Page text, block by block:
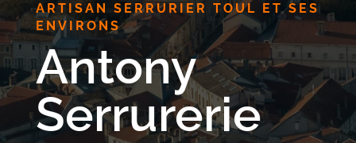
ARTISAN SERRURIER TOUL ET SES
ENVIRONS
Antony
Serrurerie